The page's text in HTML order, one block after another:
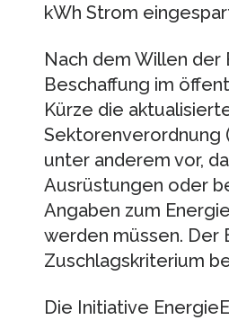
kWh Strom
Nach dem Willen
Beschaffung im
Kürze die
Sektorenverordnung
unter anderem vor,
Ausrüstungen oder
Angaben zum
werden müssen. Der
Zuschlagskriterium
Die Initiative